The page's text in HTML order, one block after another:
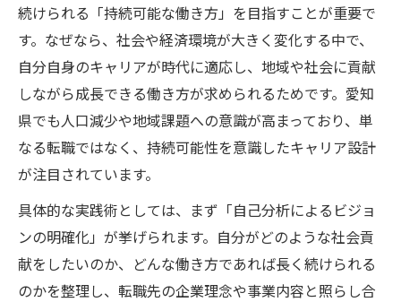
続けられる「持続可能な働き方」を目指すことが重要で
す。なぜなら、社会や経済環境が大きく変化する中で、
自分自身のキャリアが時代に適応し、地域や社会に貢献
しながら成長できる働き方が求められるためです。愛知
県でも人口減少や地域課題への意識が高まっており、単
なる転職ではなく、持続可能性を意識したキャリア設計
が注目されています。
具体的な実践術としては、まず「自己分析によるビジョ
ンの明確化」が挙げられます。自分がどのような社会貢
献をしたいのか、どんな働き方であれば長く続けられる
のかを整理し、転職先の企業理念や事業内容と照らし合